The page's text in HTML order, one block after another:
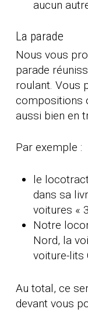
aucun
La parade
Nous vous
parade
roulant. Vous
compositions
aussi bien en
Par exemple :
le
dans sa
voitures «
Notre
Nord, la
voiture-lits
Au total, ce
devant vous